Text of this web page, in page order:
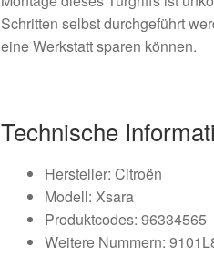
Schritten selbst durchgeführt
eine Werkstatt sparen können.
Technische
Hersteller: Citroën
Modell: Xsara
Produktcodes: 96334565
Weitere Nummern: